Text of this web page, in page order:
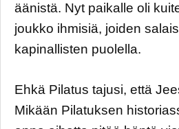
äänistä. Nyt paikalle oli
joukko ihmisiä, joiden
kapinallisten puolella.
Ehkä Pilatus tajusi, että
Mikään Pilatuksen